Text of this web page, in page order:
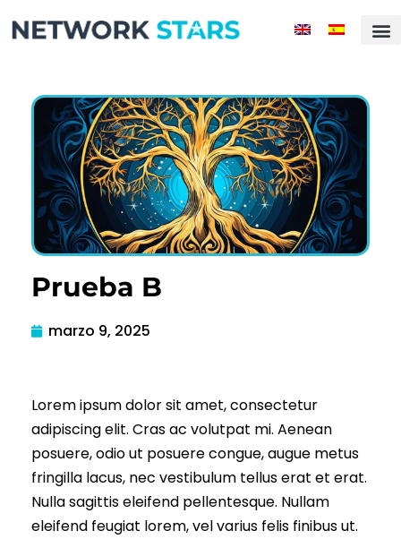
Prueba B
marzo 9, 2025
Lorem ipsum dolor sit amet, consectetur
adipiscing elit. Cras ac volutpat mi. Aenean
posuere, odio ut posuere congue, augue metus
fringilla lacus, nec vestibulum tellus erat et erat.
Nulla sagittis eleifend pellentesque. Nullam
eleifend feugiat lorem, vel varius felis finibus ut.